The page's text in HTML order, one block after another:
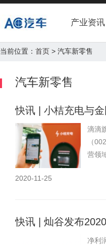
产业资讯
当前位置： 首页 > 汽车新零售
汽车新零售
快讯 | 小桔充电与
滴滴
（
营领
2020-11-25
快讯 | 灿谷发布
净利